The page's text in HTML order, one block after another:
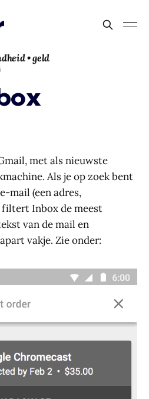
• geld
met als nieuwste
Als je op zoek bent
mail (een adres,
Inbox de meest
van de mail en
vakje. Zie onder: